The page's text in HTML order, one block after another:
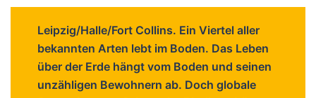
Leipzig/Halle/Fort Collins. Ein Viertel aller
bekannten Arten lebt im Boden. Das Leben
über der Erde hängt vom Boden und seinen
unzähligen Bewohnern ab. Doch globale